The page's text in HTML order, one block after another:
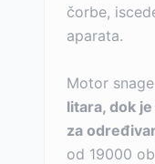
čorbe,
aparata.
Motor
litara, dok
za
od 19000